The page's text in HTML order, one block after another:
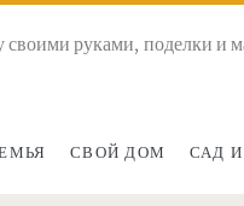
своими руками, поделки и
СВОЙ ДОМ САД